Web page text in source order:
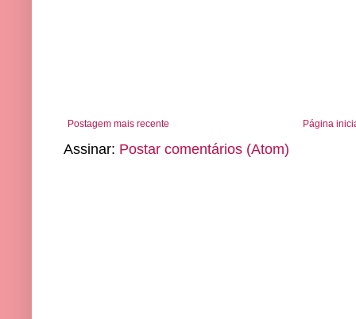
Postagem mais recente Página
Assinar: Postar comentários (Atom)